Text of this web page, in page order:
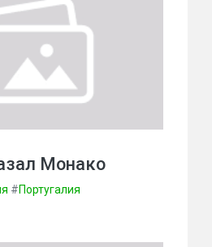
Монако
#Португалия